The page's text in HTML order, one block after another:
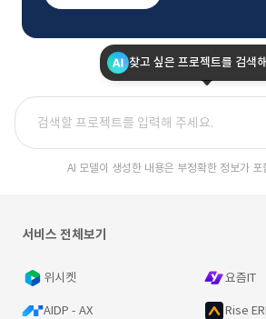
찾고 싶은 프로젝트를 검색
AI 모델이 생성한 내용은 부정확한 정보가 포
서비스 전체보기
위시켓 요즘IT
AIDP - AX Rise